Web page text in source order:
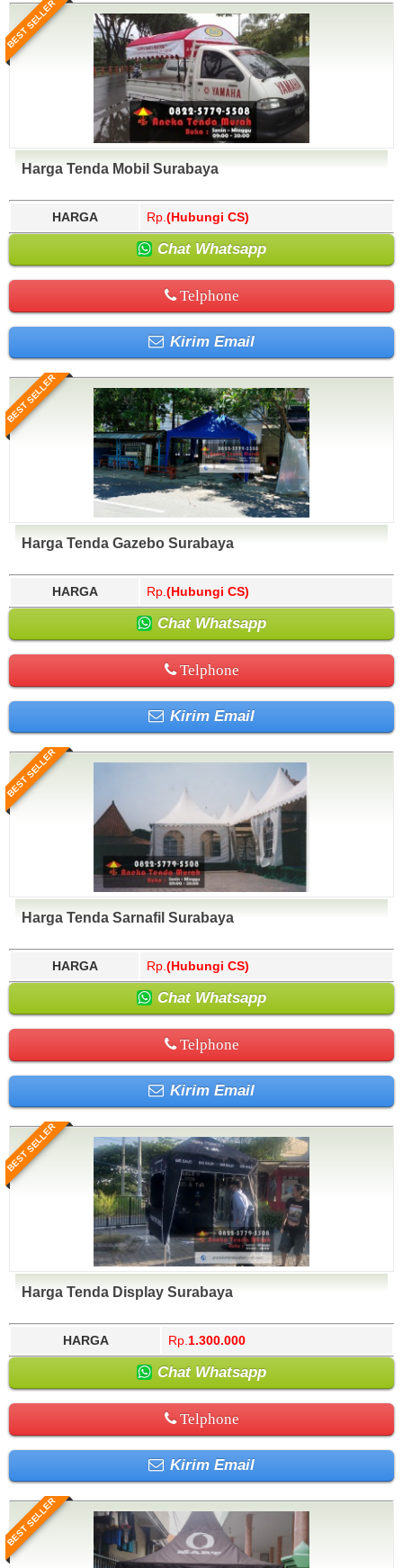
BEST SELLER
Harga Tenda Mobil Surabaya
HARGA Rp. (Hubungi CS)
Chat Whatsapp
Telphone
Kirim Email
BEST SELLER
Harga Tenda Gazebo Surabaya
HARGA Rp. (Hubungi CS)
Chat Whatsapp
Telphone
Kirim Email
BEST SELLER
Harga Tenda Sarnafil Surabaya
HARGA Rp. (Hubungi CS)
Chat Whatsapp
Telphone
Kirim Email
BEST SELLER
Harga Tenda Display Surabaya
HARGA Rp. 1.300.000
Chat Whatsapp
Telphone
Kirim Email
BEST SELLER